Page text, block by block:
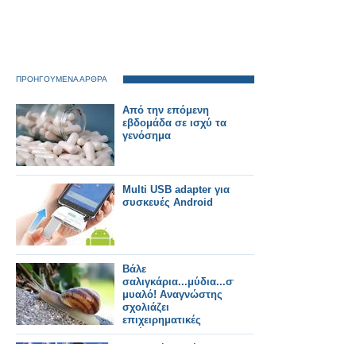
ΠΡΟΗΓΟΥΜΕΝΑ ΑΡΘΡΑ
Από την επόμενη
εβδομάδα σε ισχύ τα
γενόσημα
Multi USB adapter για
συσκευές Android
Βάλε
μυαλό! Αναγνώστης
σχολιάζει
επιχειρηματικές
κινήσεις